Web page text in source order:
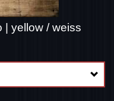
| yellow / weiss